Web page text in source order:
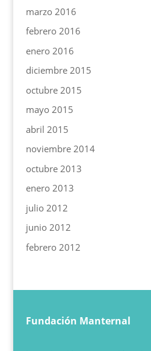
marzo 2016
febrero 2016
enero 2016
diciembre 2015
octubre 2015
mayo 2015
abril 2015
noviembre 2014
octubre 2013
enero 2013
julio 2012
junio 2012
febrero 2012
Fundación Manternal